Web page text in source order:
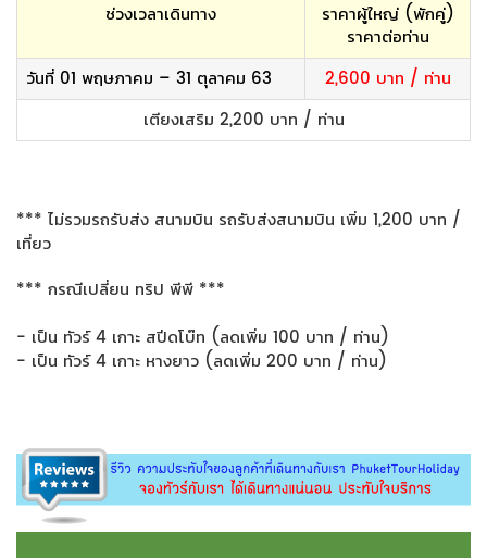
ช่วงเวลาเดินทาง
ราคาผู้ใหญ่ (พักคู่)
ราคาต่อท่าน
วันที่ 01 พฤษภาคม – 31 ตุลาคม 63
2,600 บาท / ท่าน
เตียงเสริม 2,200 บาท / ท่าน
*** ไม่รวมรถรับส่ง สนามบิน รถรับส่งสนามบิน เพิ่ม 1,200 บาท /
เที่ยว
*** กรณีเปลี่ยน ทริป พีพี ***
- เป็น ทัวร์ 4 เกาะ สปีดโบ๊ท (ลดเพิ่ม 100 บาท / ท่าน)
- เป็น ทัวร์ 4 เกาะ หางยาว (ลดเพิ่ม 200 บาท / ท่าน)